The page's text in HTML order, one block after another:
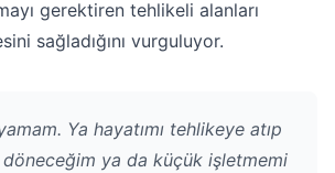
gerektiren tehlikeli alanları
sağladığını vurguluyor.
Ya hayatımı tehlikeye atıp
ya da küçük işletmemi